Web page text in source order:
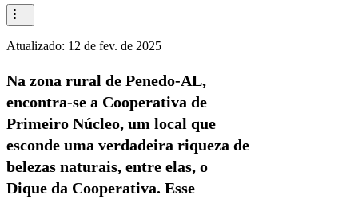
Atualizado: 12 de fev. de 2025
Na zona rural de Penedo-AL,
encontra-se a Cooperativa de
Primeiro Núcleo, um local que
esconde uma verdadeira riqueza de
belezas naturais, entre elas, o
Dique da Cooperativa. Esse